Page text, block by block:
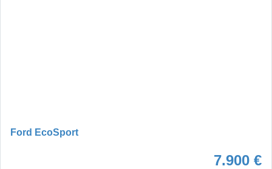
Ford EcoSport
7.900 €